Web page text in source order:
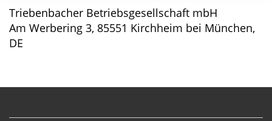
Triebenbacher Betriebsgesellschaft mbH
Am Werbering 3, 85551 Kirchheim bei München,
DE